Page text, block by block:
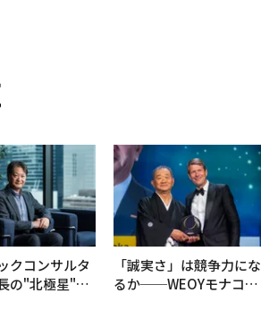
クコンサルタ
の"北極星"。
「誠実さ」は競争力にな
るか──WEOYモナコで